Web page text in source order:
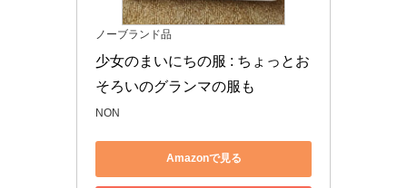
ノーブランド品
少女のまいにちの服 : ちょっとお
そろいのグランマの服も
NON
Amazonで見る